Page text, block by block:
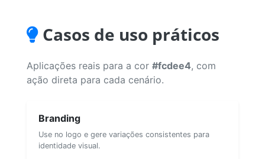
Casos de uso práticos
Aplicações reais para a cor #fcdee4, com
ação direta para cada cenário.
Branding
Use no logo e gere variações consistentes para
identidade visual.